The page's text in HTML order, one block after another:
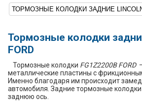
37 LINCOLN MKT 2014
L4
38 LINCOLN MKT 2014
V6
39 LINCOLN MKT 2014 V6
40 LINCOLN MKT 2013
L4
ТОРМОЗНЫЕ КОЛОДКИ ЗАДНИЕ
Тормозные колодки
FORD
Тормозные колодки FG1Z2200B FORD—
металлические пластины с
Именно благодаря им происходит
автомобиля. Задние тормозные
заднюю ось.